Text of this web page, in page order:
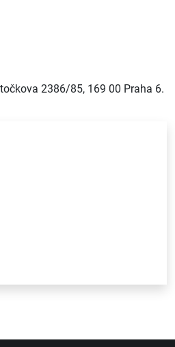
2386/85, 169 00 Praha 6.